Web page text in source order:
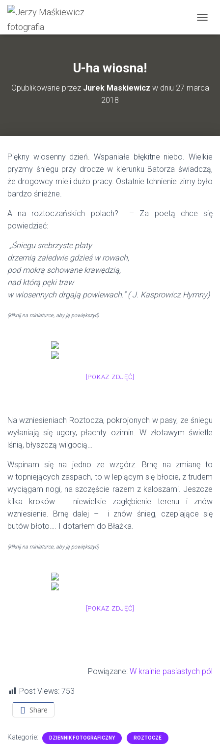
R
Z
G
C
U-ha wiosna!
Opublikowane przez Jurek Maskiewicz w dniu 27 marca
2018
Piękny wiosenny dzień. Wspaniałe błękitne niebo. Wielkie
pryzmy śniegu przy drodze w kierunku Batorza świadczą,
że drogowcy mieli dużo pracy. Ostatnie tchnienie zimy było
bardzo śnieżne.
A na roztoczańskich polach? – Za poetą chce się
powiedzieć:
„Śniegu srebrzyste płaty
drzemią zaledwie gdzieś w rowach,
pod mokrą schowane krawędzią,
nad którą pęki traw
w wiosennych drgają powiewach.” ( J. Kasprowicz Hymny)
(kliknij na miniaturce, aby ją powiększyć)
[POKAZ ZDJĘĆ]
Na wzniesieniach Roztocza, pokrojonych w pasy, ze śniegu
wyłaniają się ugory, płachty ozimin. W złotawym świetle
lśnią, błyszczą wilgocią…
Wspinam się na jedno ze wzgórz. Brnę na zmianę to
w topniejących zaspach, to w lepiącym się błocie, z trudem
wyciągam nogi, na szczęście razem z kaloszami. Jeszcze
kilka kroków – niewielkie zagłębienie terenu i znów
wzniesienie. Brnę dalej – i znów śnieg, czepiające się
butów błoto…. I dotarłem do Błażka.
(kliknij na miniaturce, aby ją powiększyć)
[POKAZ ZDJĘĆ]
Powiązane: W krainie pasiastych pól
Post Views: 753
Share
Kategorie: DZIENNIK FOTOGRAFICZNY ROZTOCZE